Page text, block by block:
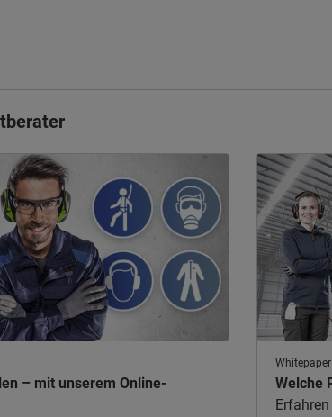
– mit unserem Online-
Whitepaper
Welche